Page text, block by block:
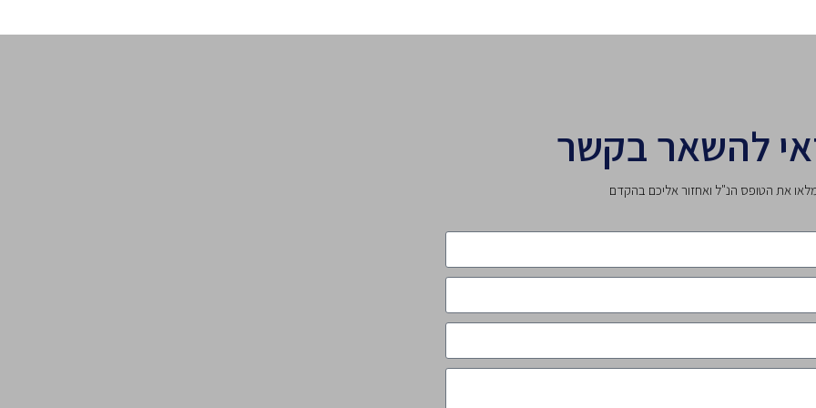
להשאר בקשר
את הטופס הנ"ל ואחזור אליכם בהקדם